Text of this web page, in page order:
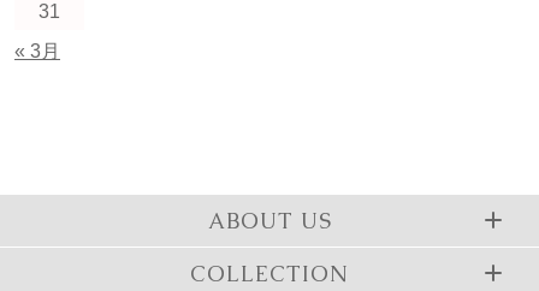
« 3月
31
ABOUT US
COLLECTION